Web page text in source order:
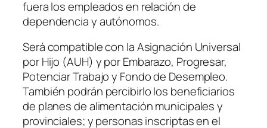
fuera los empleados en relación de
dependencia y autónomos.
Será compatible con la Asignación Universal
por Hijo (AUH) y por Embarazo, Progresar,
Potenciar Trabajo y Fondo de Desempleo.
También podrán percibirlo los beneficiarios
de planes de alimentación municipales y
provinciales; y personas inscriptas en el